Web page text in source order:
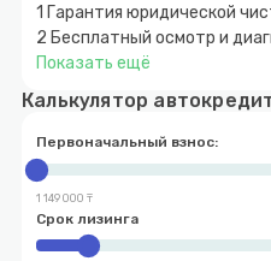
1 Гарантия юридической
2 Бесплатный осмотр и
3 Быстрое и прозрачное
расчет
5 Возможность покупки авто
первоначальным взносом от
6 Обмен автомобиля с
7 Выкуп вашего автомобиля
Показать ещё
Калькулятор
Первоначальный взнос:
1 149 000 ₸
Срок лизинга